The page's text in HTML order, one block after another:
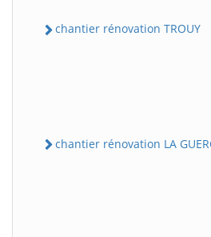
chantier rénovation TROUY
chantier rénovation LA